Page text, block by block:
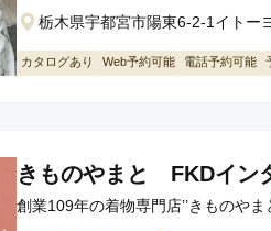
栃木県宇都宮市陽東6-2-1イトー
カタログあり Web予約可能 電話予約可能
きものやまと FKDイン
創業109年の着物専門店’’きものやま